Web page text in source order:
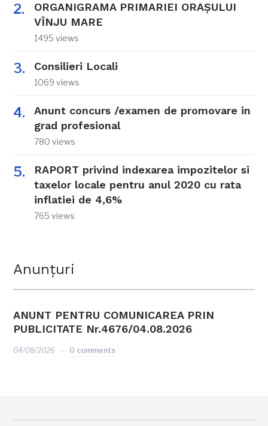
ORGANIGRAMA PRIMARIEI ORAŞULUI
VÎNJU MARE
1495 views
Consilieri Locali
1069 views
Anunt concurs /examen de promovare in
grad profesional
780 views
RAPORT privind indexarea impozitelor si
taxelor locale pentru anul 2020 cu rata
inflatiei de 4,6%
765 views
Anunțuri
ANUNT PENTRU COMUNICAREA PRIN
PUBLICITATE Nr.4676/04.08.2026
04/08/2026 0 comments